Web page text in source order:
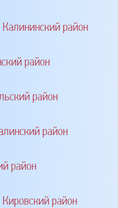
район
район
район
район
район
район